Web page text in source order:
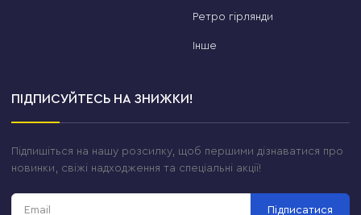
Ретро гірлянди
Інше
ПІДПИСУЙТЕСЬ НА ЗНИЖКИ!
Підпишіться на нашу розсилку, щоб першими дізнаватися про
новинки, свіжі надходження та спеціальні акції!
Підписатися